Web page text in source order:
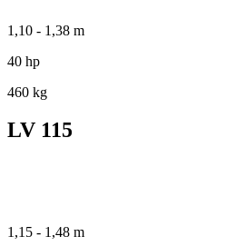
1,10 - 1,38 m
40 hp
460 kg
LV 115
1,15 - 1,48 m